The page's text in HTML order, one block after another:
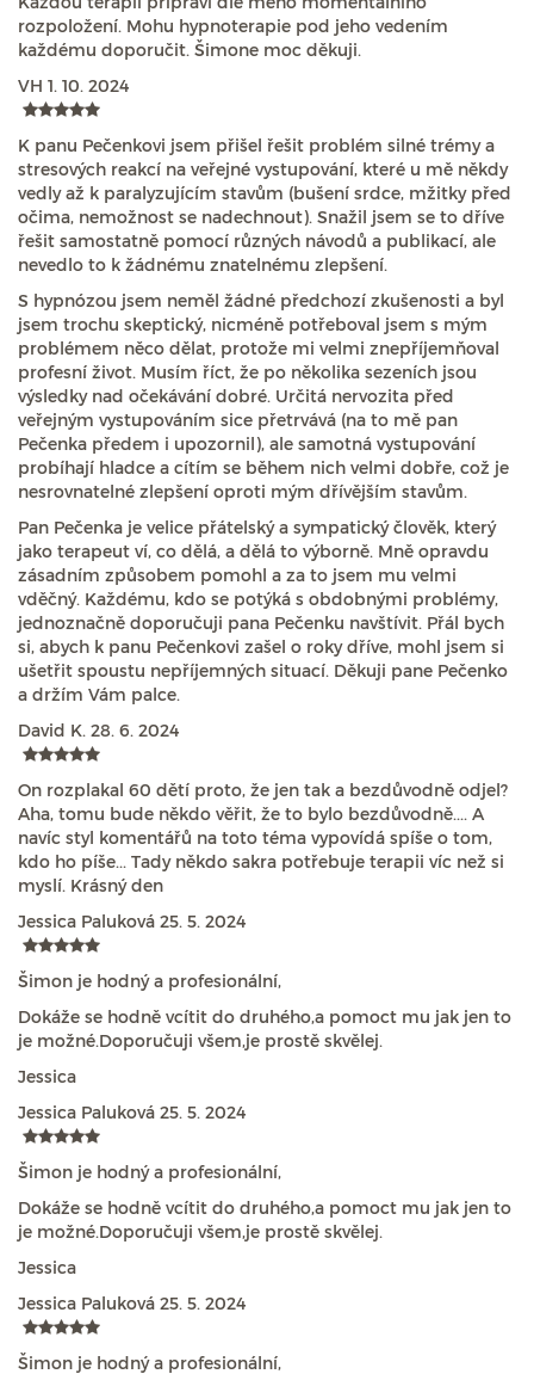
rozpoložení. Mohu hypnoterapie pod jeho vedením
každému doporučit. Šimone moc děkuji.
VH 1. 10. 2024
K panu Pečenkovi jsem přišel řešit problém silné trémy a
stresových reakcí na veřejné vystupování, které u mě někdy
vedly až k paralyzujícím stavům (bušení srdce, mžitky před
očima, nemožnost se nadechnout). Snažil jsem se to dříve
řešit samostatně pomocí různých návodů a publikací, ale
nevedlo to k žádnému znatelnému zlepšení.
S hypnózou jsem neměl žádné předchozí zkušenosti a byl
jsem trochu skeptický, nicméně potřeboval jsem s mým
problémem něco dělat, protože mi velmi znepříjemňoval
profesní život. Musím říct, že po několika sezeních jsou
výsledky nad očekávání dobré. Určitá nervozita před
veřejným vystupováním sice přetrvává (na to mě pan
Pečenka předem i upozornil), ale samotná vystupování
probíhají hladce a cítím se během nich velmi dobře, což je
nesrovnatelné zlepšení oproti mým dřívějším stavům.
Pan Pečenka je velice přátelský a sympatický člověk, který
jako terapeut ví, co dělá, a dělá to výborně. Mně opravdu
zásadním způsobem pomohl a za to jsem mu velmi
vděčný. Každému, kdo se potýká s obdobnými problémy,
jednoznačně doporučuji pana Pečenku navštívit. Přál bych
si, abych k panu Pečenkovi zašel o roky dříve, mohl jsem si
ušetřit spoustu nepříjemných situací. Děkuji pane Pečenko
a držím Vám palce.
David K. 28. 6. 2024
On rozplakal 60 dětí proto, že jen tak a bezdůvodně odjel?
Aha, tomu bude někdo věřit, že to bylo bezdůvodně.... A
navíc styl komentářů na toto téma vypovídá spíše o tom,
kdo ho píše... Tady někdo sakra potřebuje terapii víc než si
myslí. Krásný den
Jessica Paluková 25. 5. 2024
Šimon je hodný a profesionální,
Dokáže se hodně vcítit do druhého,a pomoct mu jak jen to
je možné.Doporučuji všem,je prostě skvělej.
Jessica
Jessica Paluková 25. 5. 2024
Šimon je hodný a profesionální,
Dokáže se hodně vcítit do druhého,a pomoct mu jak jen to
je možné.Doporučuji všem,je prostě skvělej.
Jessica
Jessica Paluková 25. 5. 2024
Šimon je hodný a profesionální,